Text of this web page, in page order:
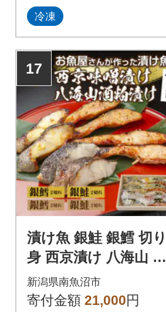
冷凍
17
漬け魚 銀鮭 銀鱈 切り
身 西京漬け 八海山 粕
漬け 4種 計8切れ 新潟
県 南魚沼市 5
新潟県南魚沼市
寄付金額 21,000円